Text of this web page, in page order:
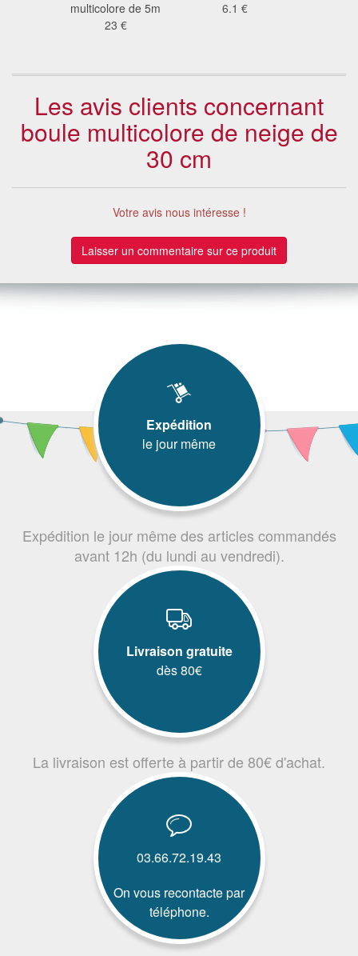
multicolore de 5m
23 €
6.1 €
Les avis clients concernant
boule multicolore de neige de
30 cm
Votre avis nous intéresse !
Laisser un commentaire sur ce produit
Expédition
le jour même
Expédition le jour même des articles commandés
avant 12h (du lundi au vendredi).
Livraison gratuite
dès 80€
La livraison est offerte à partir de 80€ d'achat.
03.66.72.19.43
On vous recontacte par
téléphone.